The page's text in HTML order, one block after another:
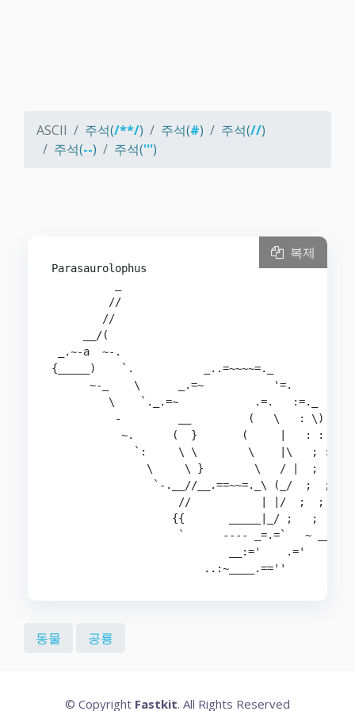
ASCII 주석(/**/) 주석(#) 주석(//)
주석(--) 주석(''')
Parasaurolophus
         //
        //
     __/(
_.~-a  ~-.
{_____)    `.           _..=~~~~=._
      ~-_    \      _.=~           '=.
         \    `._.=~            .=.   :=._
          -         __         (   \   : \)
           ~.      (  }       (     |   : :
             `:     \ \        \    |\   ; :
               \     \ }        \   / |  ;  }
                `-.__//__.==~~=._\ (_/  ;  ;
                    //           | |/  ;  ;
{{       _____|_/ ;   ;
`      ---- _=.=`   ~ _____
__:='    .='
                        ..:~____.==''
복제
동물 공룡
© Copyright Fastkit. All Rights Reserved